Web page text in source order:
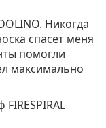
Никогда
спасет меня
помогли
максимально